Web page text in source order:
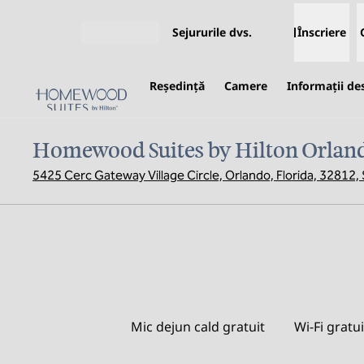
Sejururile dvs. Înscriere
Reşedinţă Camere Informații
Homewood Suites by Hilton
5425 Cerc Gateway Village Circle, Orlando, Florida, 32812,
Mic dejun cald gratuit Wi-Fi